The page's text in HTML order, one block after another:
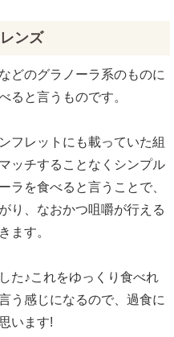
ンズ
どのグラノーラ系のものに
ると言うものです。
フレットにも載っていた組
ッチすることなくシンプル
ラを食べると言うことで、
り、なおかつ咀嚼が行える
ます。
た♪これをゆっくり食べれ
う感じになるので、過食に
います!